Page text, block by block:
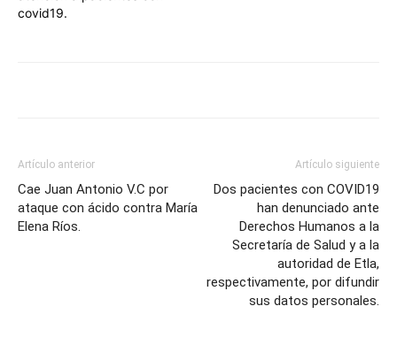
covid19.
Artículo anterior
Cae Juan Antonio V.C por
ataque con ácido contra María
Elena Ríos.
Artículo siguiente
Dos pacientes con COVID19
han denunciado ante
Derechos Humanos a la
Secretaría de Salud y a la
autoridad de Etla,
respectivamente, por difundir
sus datos personales.